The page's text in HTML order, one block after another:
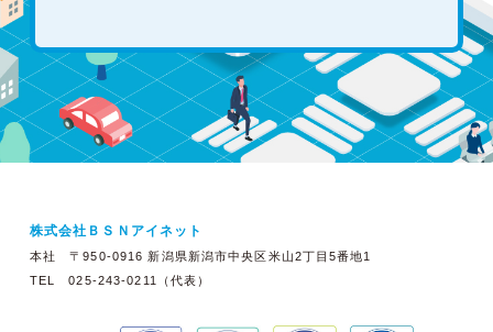
株式会社ＢＳＮアイネット
本社 〒950-0916 新潟県新潟市中央区米山2丁目5番地1
TEL 025-243-0211（代表）